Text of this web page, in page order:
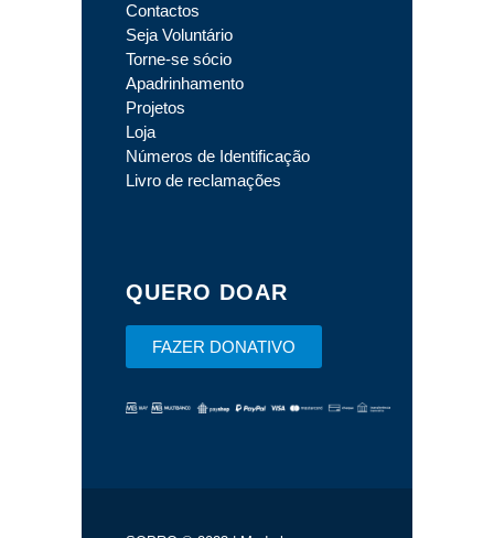
Contactos
Seja Voluntário
Torne-se sócio
Apadrinhamento
Projetos
Loja
Números de Identificação
Livro de reclamações
QUERO DOAR
FAZER DONATIVO